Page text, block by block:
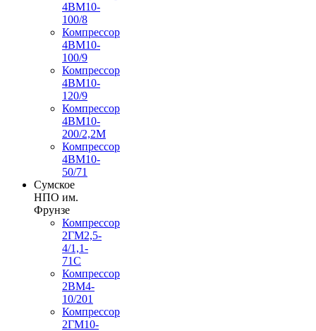
4ВМ10-
100/8
Компрессор
4ВМ10-
100/9
Компрессор
4ВМ10-
120/9
Компрессор
4ВМ10-
200/2,2М
Компрессор
4ВМ10-
50/71
Сумское
НПО им.
Фрунзе
Компрессор
2ГМ2,5-
4/1,1-
71С
Компрессор
2ВМ4-
10/201
Компрессор
2ГМ10-